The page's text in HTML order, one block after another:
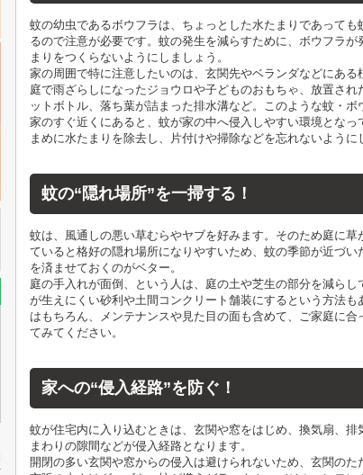
蚊の幼虫であるボウフラは、ちょっとした水たまりであっても
るので注意が必要です。蚊の発生を減らすために、ボウフラが
まりをつくらないようにしましょう。
家の周囲で特に注意したいのは、玄関先やベランダなどにある
庭で雨ざらしになったジョウロや子どものおもちゃ、放置され
ットボトル、落ち葉が詰まった排水溝など。このような蚊・ボ
家のすぐ近くにあると、蚊が家の中へ侵入しやすい環境となっ
まめに水たまりを除去し、片付けや掃除などを忘れないように
蚊の“隠れ場所”を一掃する！
蚊は、風通しの悪い草むらやヤブを好みます。そのため庭に草
ていると格好の隠れ場所になりやすいため、蚊の季節が近づい
を済ませておくのがベター。
庭の手入れが面倒、という人は、庭の土や芝生の部分を減らし
が生えにくい砂利や土間コンクリート舗装にするという方法も
はもちろん、メンテナンスや見た目の面も含めて、ご家庭に合
てみてください。
家への“侵入経路”を防ぐ！
蚊が住宅内に入り込むときは、玄関や窓をはじめ、換気扇、排
まわりの隙間などが侵入経路となります。
開閉の多い玄関や窓からの侵入は避けられないため、玄関のた